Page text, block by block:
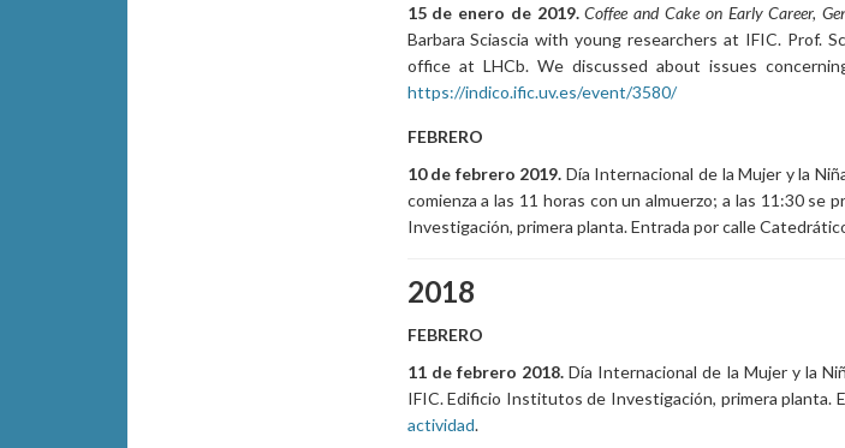
15 de enero de 2019. Coffee and Cake on Early Career,
Barbara Sciascia with young researchers at IFIC. Prof.
office at LHCb. We discussed about issues
https://indico.ific.uv.es/event/3580/
FEBRERO
10 de febrero 2019. Día Internacional de la Mujer y la
comienza a las 11 horas con un almuerzo; a las 11:30
Investigación, primera planta. Entrada por calle
2018
FEBRERO
11 de febrero 2018.Día Internacional de la Mujer y la
IFIC. Edificio Institutos de Investigación, primera planta.
actividad.